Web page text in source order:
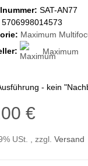
SAT-AN77
5706998014573
Maximum
Maximum
- kein
€
USt. , zzgl. Versand